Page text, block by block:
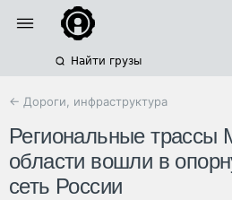
Найти грузы
← Дороги, инфраструктура
Региональные трассы
области вошли в
сеть России